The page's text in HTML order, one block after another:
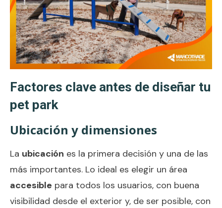
Factores clave antes de diseñar tu
pet park
Ubicación y dimensiones
La ubicación es la primera decisión y una de las
más importantes. Lo ideal es elegir un área
accesible para todos los usuarios, con buena
visibilidad desde el exterior y, de ser posible, con